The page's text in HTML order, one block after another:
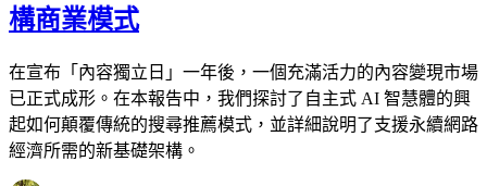
構商業模式
在宣布「內容獨立日」一年後，一個充滿活力的內容變現市場
已正式成形。在本報告中，我們探討了自主式 AI 智慧體的興
起如何顛覆傳統的搜尋推薦模式，並詳細說明了支援永續網路
經濟所需的新基礎架構。